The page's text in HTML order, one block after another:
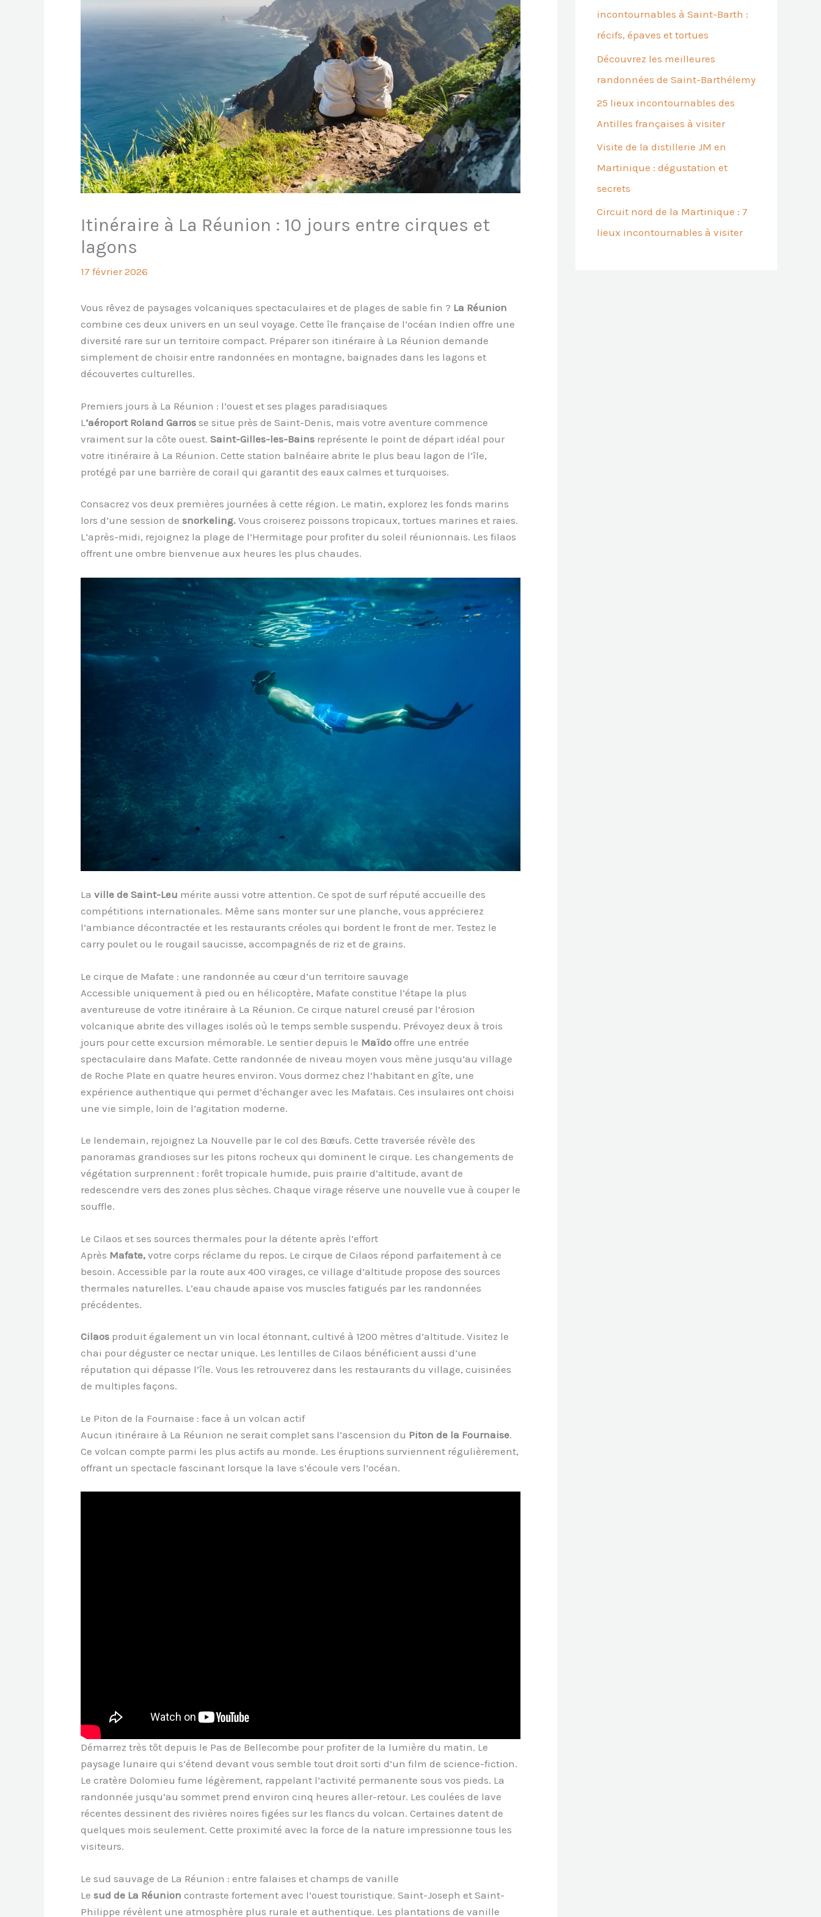
Itinéraire à La Réunion : 10 jours entre cirques et
lagons
17 février 2026
Vous rêvez de paysages volcaniques spectaculaires et de plages de sable fin ? La Réunion
combine ces deux univers en un seul voyage. Cette île française de l’océan Indien offre une
diversité rare sur un territoire compact. Préparer son itinéraire à La Réunion demande
simplement de choisir entre randonnées en montagne, baignades dans les lagons et
découvertes culturelles.
Premiers jours à La Réunion : l’ouest et ses plages paradisiaques
L ‘aéroport Roland Garros se situe près de Saint-Denis, mais votre aventure commence
vraiment sur la côte ouest. Saint-Gilles-les-Bains représente le point de départ idéal pour
votre itinéraire à La Réunion. Cette station balnéaire abrite le plus beau lagon de l’île,
protégé par une barrière de corail qui garantit des eaux calmes et turquoises.
Consacrez vos deux premières journées à cette région. Le matin, explorez les fonds marins
lors d’une session de snorkeling. Vous croiserez poissons tropicaux, tortues marines et raies.
L’après-midi, rejoignez la plage de l’Hermitage pour profiter du soleil réunionnais. Les filaos
offrent une ombre bienvenue aux heures les plus chaudes.
La ville de Saint-Leu mérite aussi votre attention. Ce spot de surf réputé accueille des
compétitions internationales. Même sans monter sur une planche, vous apprécierez
l’ambiance décontractée et les restaurants créoles qui bordent le front de mer. Testez le
carry poulet ou le rougail saucisse, accompagnés de riz et de grains.
Le cirque de Mafate : une randonnée au cœur d’un territoire sauvage
Accessible uniquement à pied ou en hélicoptère, Mafate constitue l’étape la plus
aventureuse de votre itinéraire à La Réunion. Ce cirque naturel creusé par l’érosion
volcanique abrite des villages isolés où le temps semble suspendu. Prévoyez deux à trois
jours pour cette excursion mémorable. Le sentier depuis le Maïdo offre une entrée
spectaculaire dans Mafate. Cette randonnée de niveau moyen vous mène jusqu’au village
de Roche Plate en quatre heures environ. Vous dormez chez l’habitant en gîte, une
expérience authentique qui permet d’échanger avec les Mafatais. Ces insulaires ont choisi
une vie simple, loin de l’agitation moderne.
Le lendemain, rejoignez La Nouvelle par le col des Bœufs. Cette traversée révèle des
panoramas grandioses sur les pitons rocheux qui dominent le cirque. Les changements de
végétation surprennent : forêt tropicale humide, puis prairie d’altitude, avant de
redescendre vers des zones plus sèches. Chaque virage réserve une nouvelle vue à couper le
souffle.
Le Cilaos et ses sources thermales pour la détente après l’effort
Après Mafate, votre corps réclame du repos. Le cirque de Cilaos répond parfaitement à ce
besoin. Accessible par la route aux 400 virages, ce village d’altitude propose des sources
thermales naturelles. L’eau chaude apaise vos muscles fatigués par les randonnées
précédentes.
Cilaos produit également un vin local étonnant, cultivé à 1200 mètres d’altitude. Visitez le
chai pour déguster ce nectar unique. Les lentilles de Cilaos bénéficient aussi d’une
réputation qui dépasse l’île. Vous les retrouverez dans les restaurants du village, cuisinées
de multiples façons.
Le Piton de la Fournaise : face à un volcan actif
Aucun itinéraire à La Réunion ne serait complet sans l’ascension du Piton de la Fournaise.
Ce volcan compte parmi les plus actifs au monde. Les éruptions surviennent régulièrement,
offrant un spectacle fascinant lorsque la lave s’écoule vers l’océan.
Démarrez très tôt depuis le Pas de Bellecombe pour profiter de la lumière du matin. Le
paysage lunaire qui s’étend devant vous semble tout droit sorti d’un film de science-fiction.
Le cratère Dolomieu fume légèrement, rappelant l’activité permanente sous vos pieds. La
randonnée jusqu’au sommet prend environ cinq heures aller-retour. Les coulées de lave
récentes dessinent des rivières noires figées sur les flancs du volcan. Certaines datent de
quelques mois seulement. Cette proximité avec la force de la nature impressionne tous les
visiteurs.
Le sud sauvage de La Réunion : entre falaises et champs de vanille
Le sud de La Réunion contraste fortement avec l’ouest touristique. Saint-Joseph et Saint-
Philippe révèlent une atmosphère plus rurale et authentique. Les plantations de vanille
incontournables à Saint-Barth :
récifs, épaves et tortues
Découvrez les meilleures
randonnées de Saint-Barthélemy
25 lieux incontournables des
Antilles françaises à visiter
Visite de la distillerie JM en
Martinique : dégustation et
secrets
Circuit nord de la Martinique : 7
lieux incontournables à visiter